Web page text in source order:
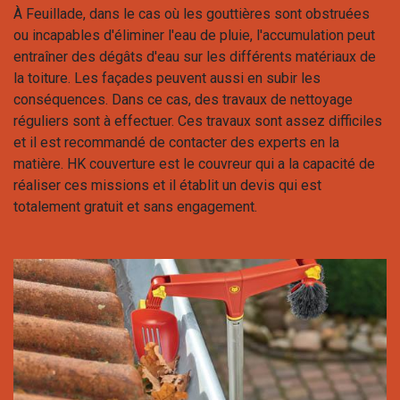
À Feuillade, dans le cas où les gouttières sont obstruées
ou incapables d'éliminer l'eau de pluie, l'accumulation peut
entraîner des dégâts d'eau sur les différents matériaux de
la toiture. Les façades peuvent aussi en subir les
conséquences. Dans ce cas, des travaux de nettoyage
réguliers sont à effectuer. Ces travaux sont assez difficiles
et il est recommandé de contacter des experts en la
matière. HK couverture est le couvreur qui a la capacité de
réaliser ces missions et il établit un devis qui est
totalement gratuit et sans engagement.